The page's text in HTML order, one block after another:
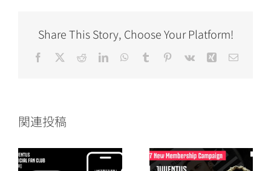
Share This Story, Choose Your Platform!
Facebook RedditLinkedInWhatsApp
Tumblr Pinterest
Vk Xing 電
関連投稿